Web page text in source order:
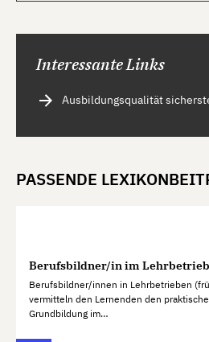
Interessante Links
Ausbildungsqualität
PASSENDE
Berufsbildner/in im Lehrbetrieb
Berufsbildner/innen in Lehrbetrieben
vermitteln den Lernenden den
Grundbildung im…